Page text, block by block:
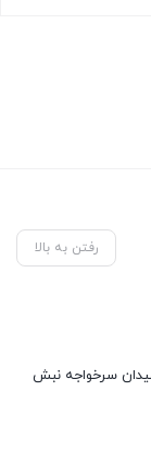
رفتن به بالا
سرخواجه نبش